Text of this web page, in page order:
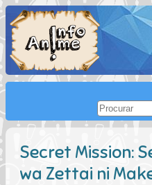
Secret Mission:
wa Zettai ni